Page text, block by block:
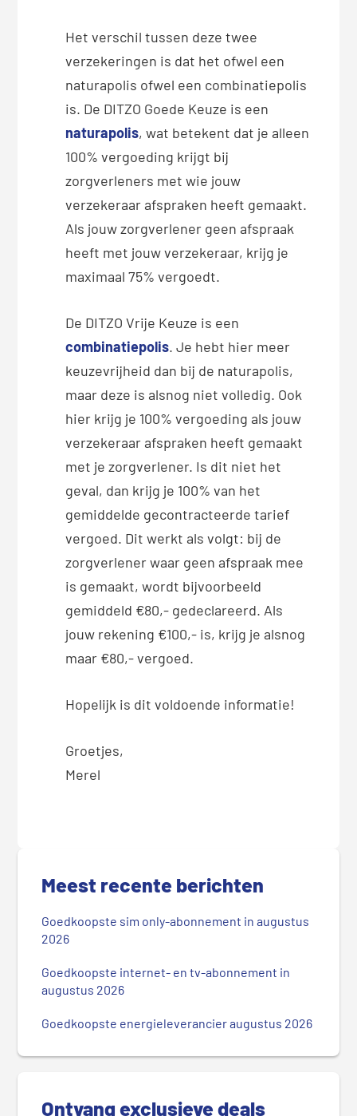
Het verschil tussen deze twee
verzekeringen is dat het ofwel een
naturapolis ofwel een combinatiepolis
is. De DITZO Goede Keuze is een
naturapolis, wat betekent dat je alleen
100% vergoeding krijgt bij
zorgverleners met wie jouw
verzekeraar afspraken heeft gemaakt.
Als jouw zorgverlener geen afspraak
heeft met jouw verzekeraar, krijg je
maximaal 75% vergoedt.
De DITZO Vrije Keuze is een
combinatiepolis. Je hebt hier meer
keuzevrijheid dan bij de naturapolis,
maar deze is alsnog niet volledig. Ook
hier krijg je 100% vergoeding als jouw
verzekeraar afspraken heeft gemaakt
met je zorgverlener. Is dit niet het
geval, dan krijg je 100% van het
gemiddelde gecontracteerde tarief
vergoed. Dit werkt als volgt: bij de
zorgverlener waar geen afspraak mee
is gemaakt, wordt bijvoorbeeld
gemiddeld €80,- gedeclareerd. Als
jouw rekening €100,- is, krijg je alsnog
maar €80,- vergoed.
Hopelijk is dit voldoende informatie!
Groetjes,
Merel
d
Meest recente berichten
Goedkoopste sim only-abonnement in augustus
2026
Goedkoopste internet- en tv-abonnement in
augustus 2026
Goedkoopste energieleverancier augustus 2026
Ontvang exclusieve deals